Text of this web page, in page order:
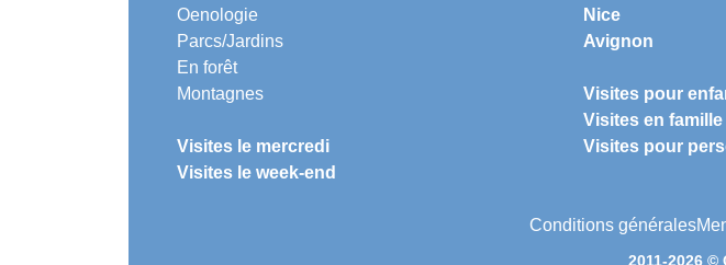
Oenologie
Parcs/Jardins
En forêt
Montagnes
Visites le mercredi
Visites le week-end
Nice
Avignon
Visites pour
Visites en famille
Visites pour
Conditions générales
2011-2026 ©